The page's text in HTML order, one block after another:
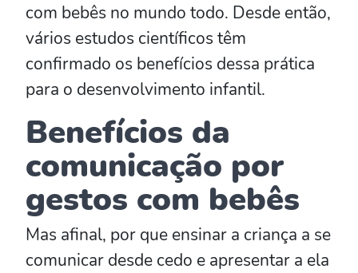
com bebês no mundo todo. Desde então,
vários estudos científicos têm
confirmado os benefícios dessa prática
para o desenvolvimento infantil.
Benefícios da
comunicação por
gestos com bebês
Mas afinal, por que ensinar a criança a se
comunicar desde cedo e apresentar a ela